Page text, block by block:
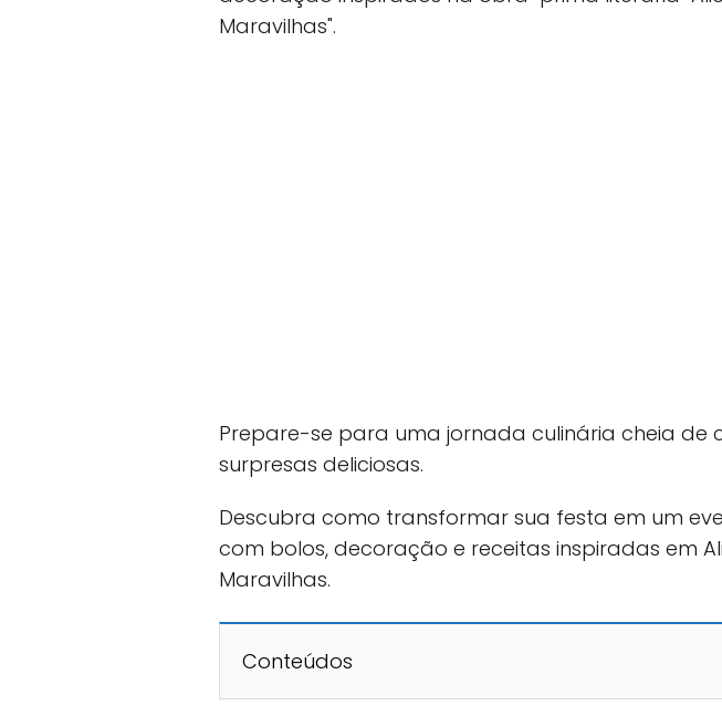
Maravilhas".
Prepare-se para uma jornada culinária cheia de
surpresas deliciosas.
Descubra como transformar sua festa em um
com bolos, decoração e receitas inspiradas em
Maravilhas.
Conteúdos